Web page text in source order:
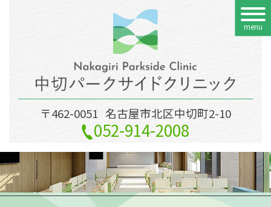
〒462-0051 名古屋市北区中切町2-10
052-914-2008
menu